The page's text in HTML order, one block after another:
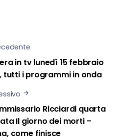
in tv lunedì 15 febbraio
tutti i programmi in onda
Ricciardi quarta
Il giorno dei morti –
come finisce